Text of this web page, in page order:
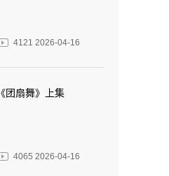
4121 2026-04-16
《团扇舞》上集
4065 2026-04-16